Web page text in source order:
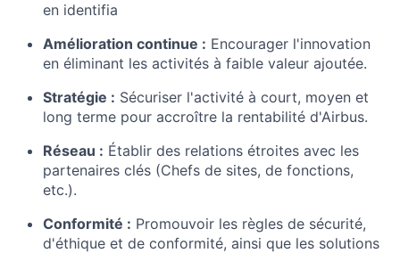
en identifia
Amélioration continue : Encourager l'innovation
en éliminant les activités à faible valeur ajoutée.
Stratégie : Sécuriser l'activité à court, moyen et
long terme pour accroître la rentabilité d'Airbus.
Réseau : Établir des relations étroites avec les
partenaires clés (Chefs de sites, de fonctions,
etc.).
Conformité : Promouvoir les règles de sécurité,
d'éthique et de conformité, ainsi que les solutions